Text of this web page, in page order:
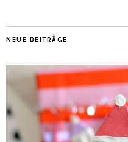
NEUE BEITRÄGE